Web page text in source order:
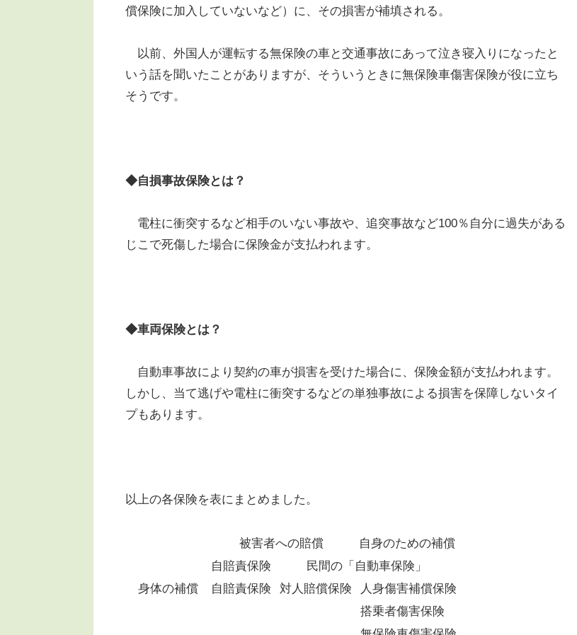
償保険に加入していないなど）に、その損害が補填される。
以前、外国人が運転する無保険の車と交通事故にあって泣き寝入りになったと
いう話を聞いたことがありますが、そういうときに無保険車傷害保険が役に立ち
そうです。
◆自損事故保険とは？
電柱に衝突するなど相手のいない事故や、追突事故など100％自分に過失がある
じこで死傷した場合に保険金が支払われます。
◆車両保険とは？
自動車事故により契約の車が損害を受けた場合に、保険金額が支払われます。
しかし、当て逃げや電柱に衝突するなどの単独事故による損害を保障しないタイ
プもあります。
以上の各保険を表にまとめました。
被害者への賠償
自身のための補償
自賠責保険
民間の「自動車保険」
身体の補償
自賠責保険 対人賠償保険
人身傷害補償保険
搭乗者傷害保険